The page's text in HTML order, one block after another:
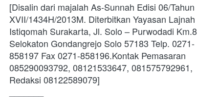
[Disalin dari majalah As-Sunnah Edisi 06/Tahun
XVII/1434H/2013M. Diterbitkan Yayasan Lajnah
Istiqomah Surakarta, Jl. Solo – Purwodadi Km.8
Selokaton Gondangrejo Solo 57183 Telp. 0271-
858197 Fax 0271-858196.Kontak Pemasaran
085290093792, 08121533647, 081575792961,
Redaksi 08122589079]